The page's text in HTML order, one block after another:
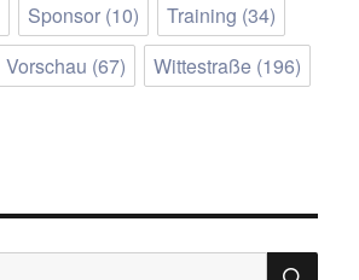
Sponsor (10) Training (34)
Vorschau (67) Wittestraße (196)